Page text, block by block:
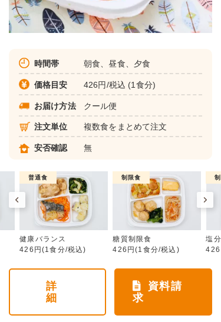
時間帯 朝食、昼食、夕食
価格目安 426円/税込 (1食分)
お届け方法 クール便
注文単位 複数食をまとめて注文
安否確認 無
普通食
健康バランス
426円(1食分/税込)
制限食
糖質制限食
426円(1食分/税込)
塩
詳
細
資料請
求